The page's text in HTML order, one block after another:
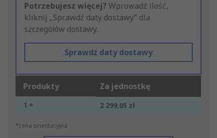
Potrzebujesz więcej? Wprowadź ilość,
kliknij „Sprawdź daty dostawy” dla
szczegółów dostawy.
Sprawdź daty dostawy
Produkty Za jednostkę
1 + 2 299,05 zł
*cena orientacyjna